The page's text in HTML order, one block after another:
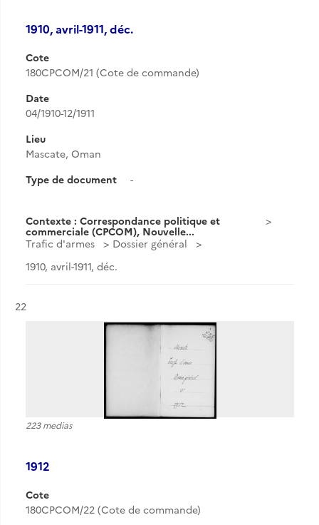
1910, avril-1911, déc.
Cote
180CPCOM/21 (Cote de commande)
Date
04/1910-12/1911
Lieu
Mascate, Oman
Type de document
-
Contexte : Correspondance politique et
commerciale (CPCOM), Nouvelle...
Trafic d'armes
Dossier général
1910, avril-1911, déc.
Résultat n°
22
223 medias
1912
Cote
180CPCOM/22 (Cote de commande)